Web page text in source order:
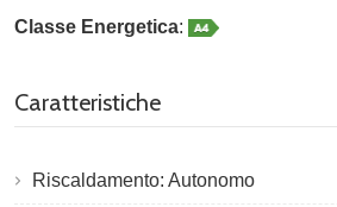
Classe Energetica:
Caratteristiche
Riscaldamento: Autonomo